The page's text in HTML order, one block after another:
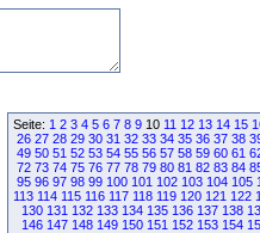
Seite: 1 2 3 4 5 6 7 8 9 10 11 12 13 14 15
26 27 28 29 30 31 32 33 34 35 36 37 38
49 50 51 52 53 54 55 56 57 58 59 60 61
72 73 74 75 76 77 78 79 80 81 82 83 84
95 96 97 98 99 100 101 102 103 104 105
113 114 115 116 117 118 119 120 121 122
130 131 132 133 134 135 136 137 138
146 147 148 149 150 151 152 153 154